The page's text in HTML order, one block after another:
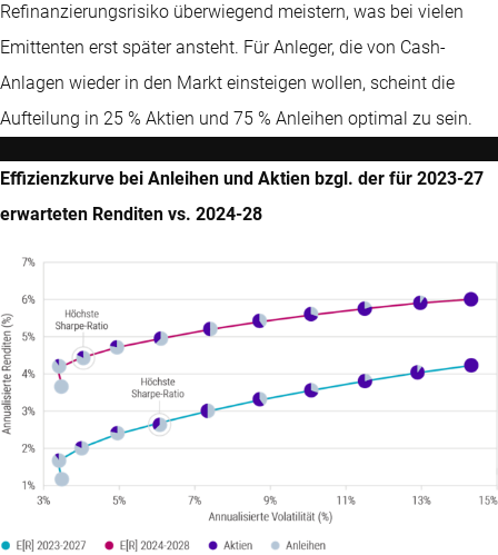
Refinanzierungsrisiko überwiegend meistern, was bei vielen
Emittenten erst später ansteht. Für Anleger, die von Cash-
Anlagen wieder in den Markt einsteigen wollen, scheint die
Aufteilung in 25 % Aktien und 75 % Anleihen optimal zu sein.
Effizienzkurve bei Anleihen und Aktien bzgl. der für 2023-27
erwarteten Renditen vs. 2024-28